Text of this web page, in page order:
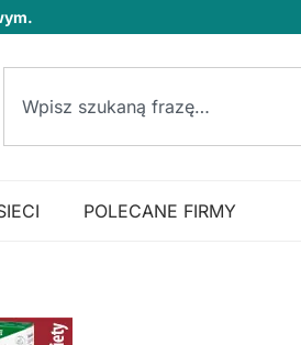
POLECANE FIRMY